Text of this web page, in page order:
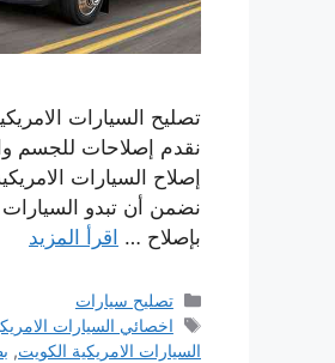
تصليح السيارات
نقدم إصلاحات للجسم
إصلاح السيارات
نضمن أن تبدو السيارات
بإصلاح … اقرأ المزيد
التصنيفات
تصليح سيارات
الوسوم
اخصائي السيارات
السيارات الامريكية الكويت,